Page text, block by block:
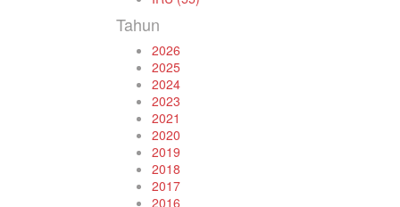
Tahun
2026
2025
2024
2023
2021
2020
2019
2018
2017
2016